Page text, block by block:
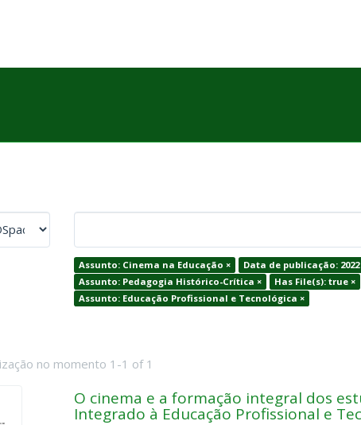
Assunto: Cinema na Educação × Data de publicação: 2022
Assunto: Pedagogia Histórico-Crítica ×
Has File(s): true ×
Assunto: Educação Profissional e Tecnológica ×
no momento 1-1 of 1
O cinema e a formação integral dos
Integrado à Educação Profissional e